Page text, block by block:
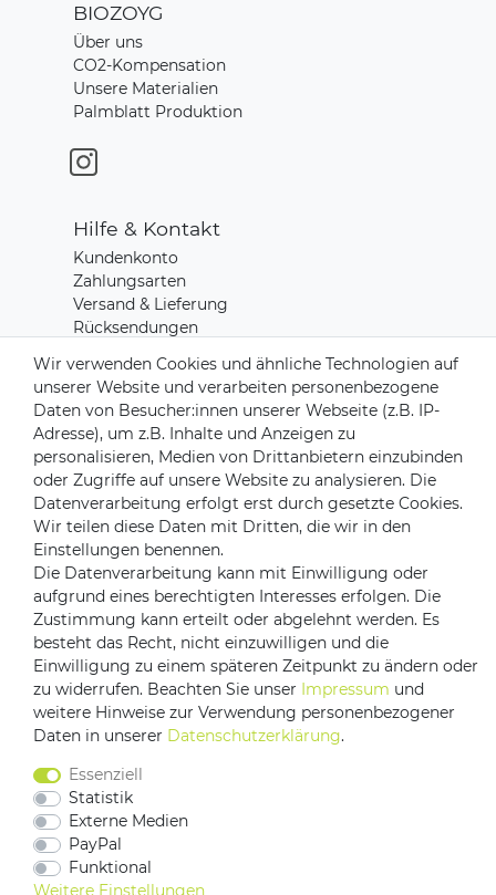
BIOZOYG
Über uns
CO2-Kompensation
Unsere Materialien
Palmblatt Produktion
Hilfe & Kontakt
Kundenkonto
Zahlungsarten
Versand & Lieferung
Rücksendungen
Zahlungsanbieter
Versandpartner
Impressum Daten­schutz­erklärung
AGB
Wir verwenden Cookies und ähnliche Technologien auf
unserer Website und verarbeiten personenbezogene
Daten von Besucher:innen unserer Webseite (z.B. IP-
Adresse), um z.B. Inhalte und Anzeigen zu
personalisieren, Medien von Drittanbietern einzubinden
oder Zugriffe auf unsere Website zu analysieren. Die
Datenverarbeitung erfolgt erst durch gesetzte Cookies.
Wir teilen diese Daten mit Dritten, die wir in den
Einstellungen benennen.
Die Datenverarbeitung kann mit Einwilligung oder
aufgrund eines berechtigten Interesses erfolgen. Die
Zustimmung kann erteilt oder abgelehnt werden. Es
besteht das Recht, nicht einzuwilligen und die
Einwilligung zu einem späteren Zeitpunkt zu ändern oder
zu widerrufen. Beachten Sie unser Impressum und
weitere Hinweise zur Verwendung personenbezogener
Daten in unserer Daten­schutz­erklärung.
Essenziell
Statistik
Externe Medien
PayPal
Funktional
Weitere Einstellungen